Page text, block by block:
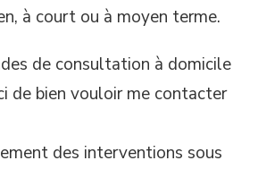
à court ou à moyen terme.
de consultation à domicile
de bien vouloir me contacter
des interventions sous